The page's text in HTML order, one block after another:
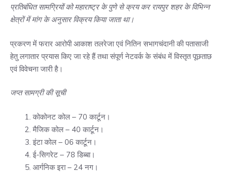
प्रतिबंधित सामग्रियों को महाराष्ट्र के पुणे से क्रय कर रायपुर शहर के विभिन्न
क्षेत्रों में मांग के अनुसार विक्रय किया जाता था।
प्रकरण में फरार आरोपी आकाश तलरेजा एवं नितिन सभागचंदानी की पतासाजी
हेतु लगातार प्रयास किए जा रहे हैं तथा संपूर्ण नेटवर्क के संबंध में विस्तृत पूछताछ
एवं विवेचना जारी है।
जप्त सामग्री की सूची
कोकोनट कोल – 70 कार्टून।
मैजिक कोल – 40 कार्टून।
इंटा कोल – 06 कार्टून।
ई-सिगरेट – 78 डिब्बा।
आर्गनिक इरा – 24 नग।